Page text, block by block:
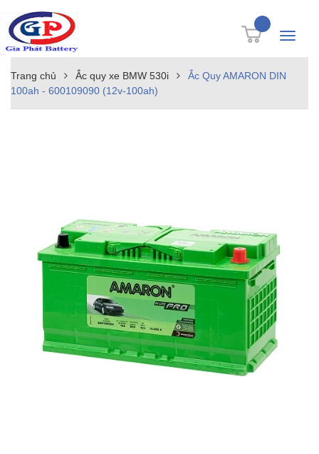
Toggle
Trang chủ Ắc quy xe BMW 530i
Ắc Quy AMARON DIN
100ah - 600109090 (12v-100ah)